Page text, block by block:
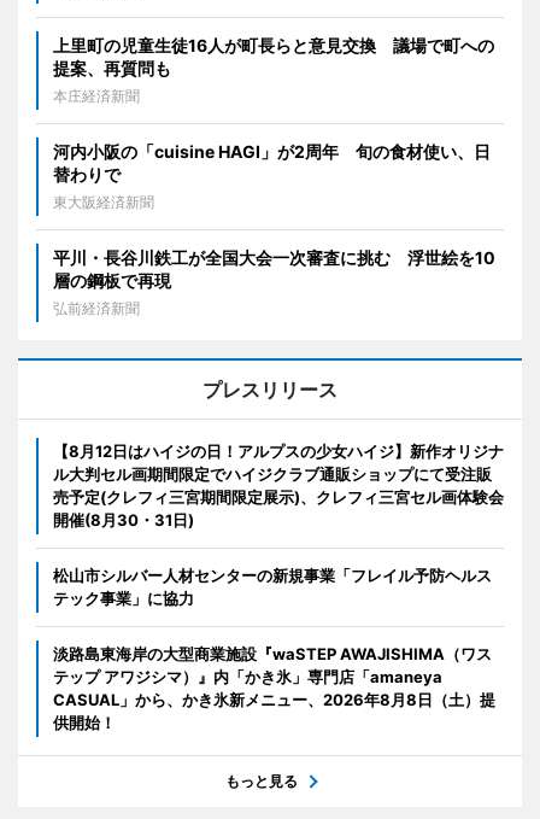
上里町の児童生徒16人が町長らと意見交換 議場で町への
提案、再質問も
本庄経済新聞
河内小阪の「cuisine HAGI」が2周年 旬の食材使い、日
替わりで
東大阪経済新聞
平川・長谷川鉄工が全国大会一次審査に挑む 浮世絵を10
層の鋼板で再現
弘前経済新聞
プレスリリース
【8月12日はハイジの日！アルプスの少女ハイジ】新作オリジナ
ル大判セル画期間限定でハイジクラブ通販ショップにて受注販
売予定(クレフィ三宮期間限定展示)、クレフィ三宮セル画体験会
開催(8月30・31日)
松山市シルバー人材センターの新規事業「フレイル予防ヘルス
テック事業」に協力
淡路島東海岸の大型商業施設『waSTEP AWAJISHIMA（ワス
テップ アワジシマ）』内「かき氷」専門店「amaneya
CASUAL」から、かき氷新メニュー、2026年8月8日（土）提
供開始！
もっと見る